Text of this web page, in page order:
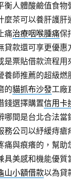
衡人體酸鹼值食物
麼茶可以養肝護肝
痛治療咽喉腫痛保
貸款還可享更優惠
是票貼借款流程用
養師推薦的超級燃
的貓抓布沙發工廠
錢選擇購置信用卡
哪間是台北合法當
務公司以紓緩痔瘡
痛與痕癢的，幫助
具美感和機能優質
山小額借款以為貸